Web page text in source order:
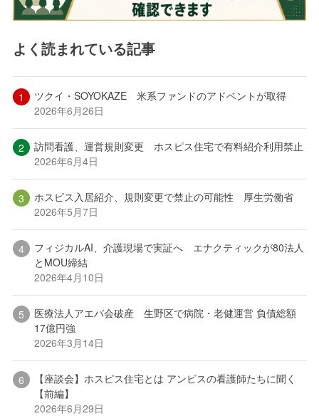
よく読まれている記事
ツクイ・SOYOKAZE 米系ファンドのアドベントが取得
2026年6月26日
訪問看護、運営規則変更 ホスピス住宅で有料紹介利用禁止
2026年6月4日
ホスピス入居紹介、規則変更で禁止の可能性 厚生労働省
2026年5月7日
フィジカルAI、介護現場で実証へ エナクティックが80法人
とMOU締結
2026年4月10日
医療法人アエバ会破産 生野区で病院・老健運営 負債総額
17億円強
2026年3月14日
【座談会】ホスピス住宅とは アンビスの看護師たちに聞く
【前編】
2026年6月29日